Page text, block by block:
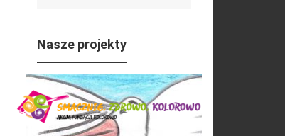
Nasze projekty